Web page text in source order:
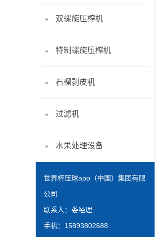
双螺旋压榨机
特制螺旋压榨机
石榴剥皮机
过滤机
水果处理设备
世界杯压球app（中国）集团有限
公司
联系人：娄经理
手机：15893802688